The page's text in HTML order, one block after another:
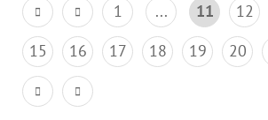
1 ... 11 12
15
16 17 18 19 20